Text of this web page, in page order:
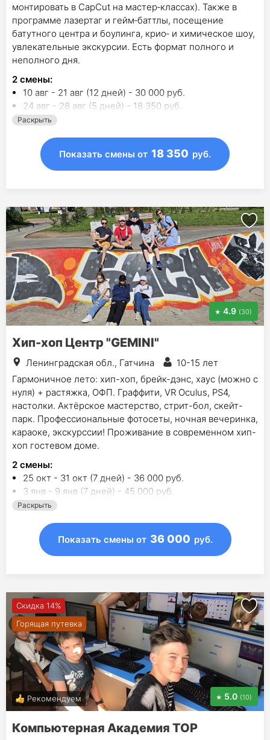
монтировать в CapCut на мастер‑классах). Также в
программе лазертаг и гейм‑баттлы, посещение
батутного центра и боулинга, крио‑ и химическое шоу,
увлекательные экскурсии. Есть формат полного и
неполного дня.
2 смены:
10 авг - 21 авг (12 дней) - 30 000 руб.
24 авг - 28 авг (5 дней) - 18 350 руб.
Раскрыть
Показать смены от 18 350 руб.
4.9 (30)
Хип-хоп Центр "GEMINI"
Ленинградская обл., Гатчина
10-15 лет
Гармоничное лето: хип-хоп, брейк-дэнс, хаус (можно с
нуля) + растяжка, ОФП. Граффити, VR Oculus, PS4,
настолки. Актёрское мастерство, стрит-бол, скейт-
парк. Профессиональные фотосеты, ночная вечеринка,
караоке, экскурссии! Проживание в современном хип-
хоп гостевом доме.
2 смены:
25 окт - 31 окт (7 дней) - 36 000 руб.
3 янв - 9 янв (7 дней) - 45 000 руб.
Раскрыть
Показать смены от 36 000 руб.
Скидка 14%
Горящая путевка
Рекомендуем 5.0 (10)
Компьютерная Академия ТОР